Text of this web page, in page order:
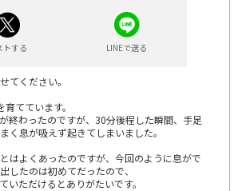
トする LINEで送る
てください。
てています。
終わったのですが、30分後程した瞬間、手足
く息が吸えず起きてしまいました。
はよくあったのですが、今回のように息がで
したのは初めてだったので、
いただけるとありがたいです。